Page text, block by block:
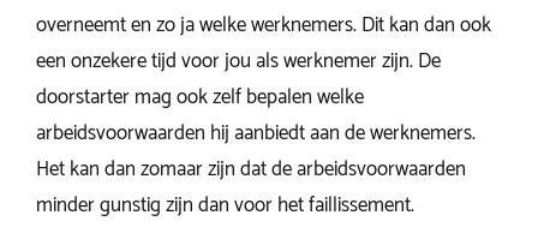
overneemt en zo ja welke werknemers. Dit kan dan ook
een onzekere tijd voor jou als werknemer zijn. De
doorstarter mag ook zelf bepalen welke
arbeidsvoorwaarden hij aanbiedt aan de werknemers.
Het kan dan zomaar zijn dat de arbeidsvoorwaarden
minder gunstig zijn dan voor het faillissement.